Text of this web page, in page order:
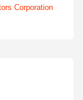
Corporation